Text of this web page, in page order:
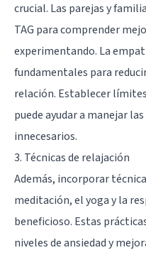
crucial. Las parejas y
TAG para comprender
experimentando. La
fundamentales para
relación. Establecer
puede ayudar a manejar
innecesarios.
3. Técnicas de relajación
Además, incorporar
meditación, el yoga y la
beneficioso. Estas
niveles de ansiedad y